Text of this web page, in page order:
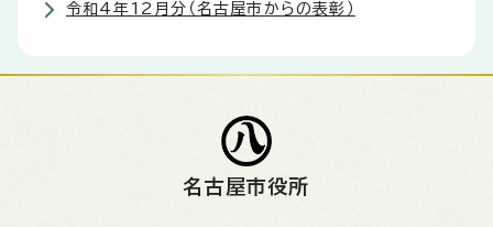
令和4年12月分（名古屋市からの表彰）
名古屋市役所